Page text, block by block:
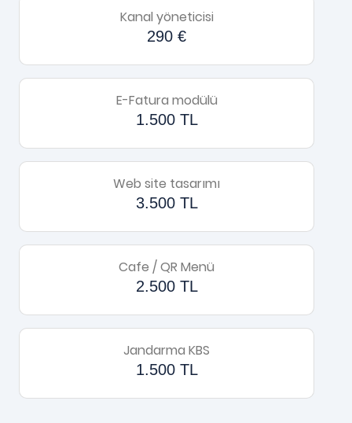
Kanal yöneticisi
290 €
E-Fatura modülü
1.500 TL
Web site tasarımı
3.500 TL
Cafe / QR Menü
2.500 TL
Jandarma KBS
1.500 TL